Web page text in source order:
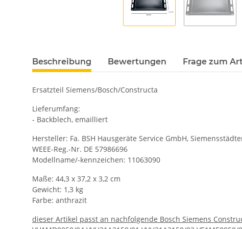
Beschreibung Bewertungen Frage zum
Ersatzteil Siemens/Bosch/Constructa
Lieferumfang:
- Backblech, emailliert
Hersteller: Fa. BSH Hausgeräte Service GmbH,
WEEE-Reg.-Nr. DE 57986696
Modellname/-kennzeichen: 11063090
Maße: 44,3 x 37,2 x 3,2 cm
Gewicht: 1,3 kg
Farbe: anthrazit
dieser Artikel passt an nachfolgende Bosch Siemens